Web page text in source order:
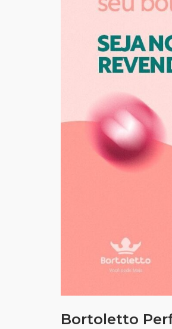
Bortoletto